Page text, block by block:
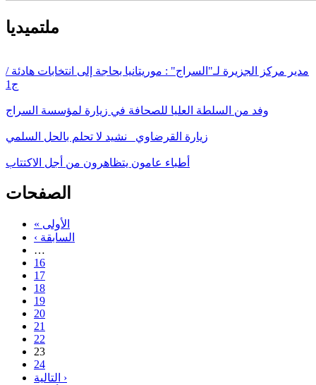
ملتميديا
مدير مركز الجزيرة لـ"السراج" : موريتانيا بحاجة إلى انتخابات هادئة /
ج1
وفد من السلطة العليا للصحافة في زيارة لمؤسسة السراج
زيارة القرضاوي_ نشيد لا تحلم بالحل السلمي
أطباء عامون يتظاهرون من أجل الاكتتاب
الصفحات
« الأولى
‹ السابقة
…
16
17
18
19
20
21
22
23
24
التالية ›